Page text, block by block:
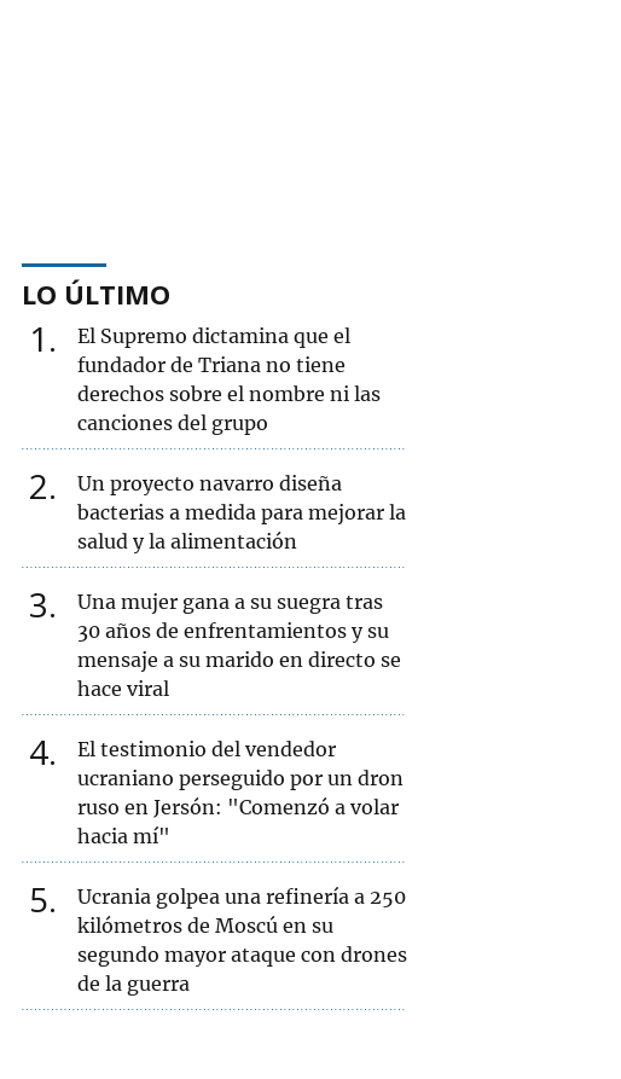
LO ÚLTIMO
1
El Supremo dictamina que el
fundador de Triana no tiene
derechos sobre el nombre ni las
canciones del grupo
2
Un proyecto navarro diseña
bacterias a medida para mejorar la
salud y la alimentación
3
Una mujer gana a su suegra tras
30 años de enfrentamientos y su
mensaje a su marido en directo se
hace viral
4
El testimonio del vendedor
ucraniano perseguido por un dron
ruso en Jersón: "Comenzó a volar
hacia mí"
5
Ucrania golpea una refinería a 250
kilómetros de Moscú en su
segundo mayor ataque con drones
de la guerra